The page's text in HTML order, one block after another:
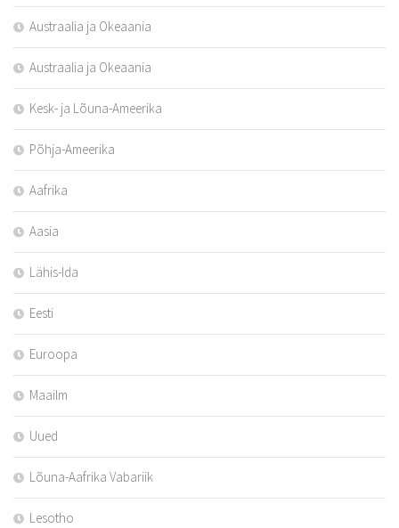
Austraalia ja Okeaania
Austraalia ja Okeaania
Kesk- ja Lõuna-Ameerika
Põhja-Ameerika
Aafrika
Aasia
Lähis-Ida
Eesti
Euroopa
Maailm
Uued
Lõuna-Aafrika Vabariik
Lesotho